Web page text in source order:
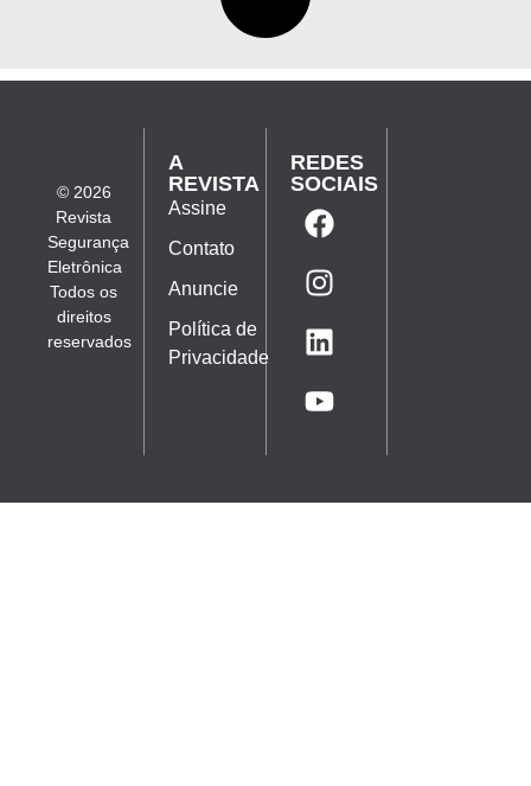
© 2026
Revista
Segurança
Eletrônica
Todos os
direitos
reservados
A
REVISTA
Assine
Contato
Anuncie
Política de
Privacidade
REDES
SOCIAIS